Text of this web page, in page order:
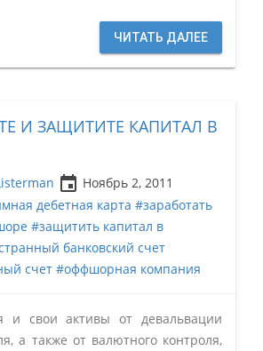
ЧИТАТЬ ДАЛЕЕ
И ЗАЩИТИТЕ КАПИТАЛ В
insert_invitation Ноябрь 2, 2011
дебетная карта #заработать
#защитить капитал в
банковский счет
счет #оффшорная компания
и свои активы от девальвации
а также от валютного контроля,